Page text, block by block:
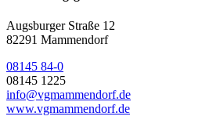
Augsburger Straße 12
82291 Mammendorf
08145 84-0
08145 1225
info@vgmammendorf.de
www.vgmammendorf.de